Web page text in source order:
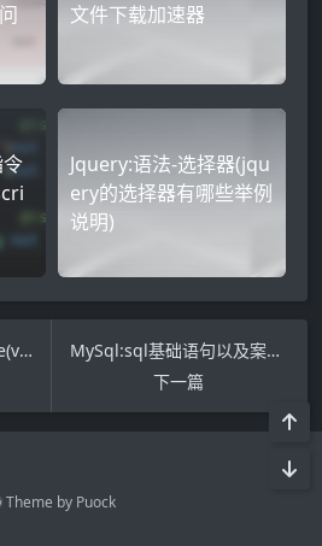
文件下载加速器
Jquery:语法-选择器(jqu
ery的选择器有哪些举例
说明)
Vue:网络应用-axios+vue(vue网络请求)
MySql:sql基础语句以及案例(2)(mysql例题讲解)
下一篇
Theme by Puock